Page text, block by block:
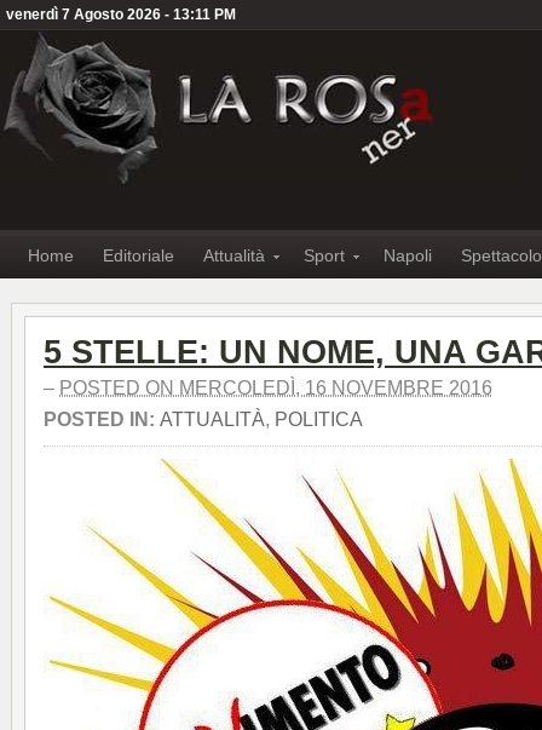
venerdì 7 Agosto 2026 - 13:11 PM
Home Editoriale Attualità Sport Napoli Spettacolo
5 STELLE: UN NOME, UNA
– POSTED ON MERCOLEDÌ, 16 NOVEMBRE 2016
POSTED IN: ATTUALITÀ, POLITICA